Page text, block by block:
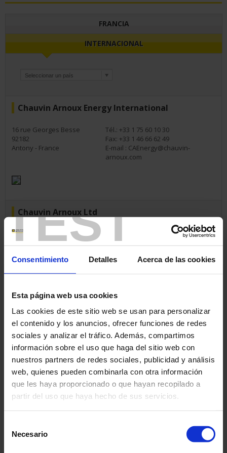
TEST
Consentimiento Detalles Acerca de las cookies
Esta página web usa cookies
Las cookies de este sitio web se usan para personalizar
el contenido y los anuncios, ofrecer funciones de redes
sociales y analizar el tráfico. Además, compartimos
información sobre el uso que haga del sitio web con
nuestros partners de redes sociales, publicidad y análisis
web, quienes pueden combinarla con otra información
que les haya proporcionado o que hayan recopilado a
partir del uso que haya hecho de sus servicios.
privacidad
Necesario
FRANCIA
INTERNACIONAL
Chauvin Arnoux Energy International
16 rue Georges Besse
92182
Antony - France
Tél.: +33 1 75 60 10 30
Fax: +33 1 46 66 62 49
E-mail : CAEnergy@chauvin-
arnoux.com
Chauvin Arnoux Ltd
United Kingdom - Ireland
Unit 1 Nelson Ct, Flagship
WF12 7TH
Tél.: +44 1924 460 494
E-mail :
info@chauvin-
Shanghai Pujiang Enerdis Instruments Co Ltd
China - Taiwan - Hong Kong
Technilogy & Industrial Park
Project 3 FLOOR, 23
BUILDING,
1288 ZHONGCHUN
RD,MINHANG DISTRICT,
201199 1288 ZHONGCHUN
Tél.: +86 21 65 21 51 96
Fax: +86 21 65 21 61 07
E-mail : info@chauvin-
arnoux.com.cn